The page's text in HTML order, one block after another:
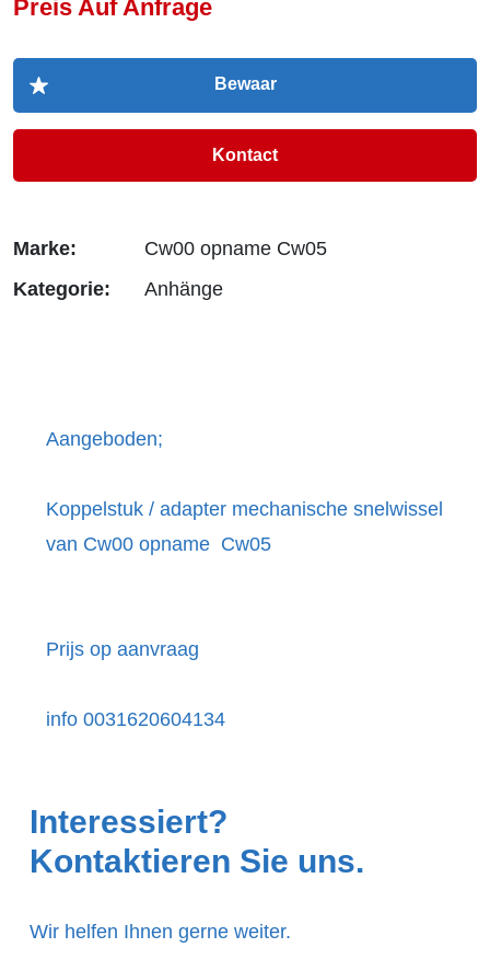
Preis Auf Anfrage
Kontact
Marke:
Cw00 opname Cw05
Kategorie:
Anhänge
Aangeboden;
Koppelstuk / adapter mechanische snelwissel
van Cw00 opname Cw05
Prijs op aanvraag
info 0031620604134
Interessiert?
Kontaktieren Sie uns.
Wir helfen Ihnen gerne weiter.